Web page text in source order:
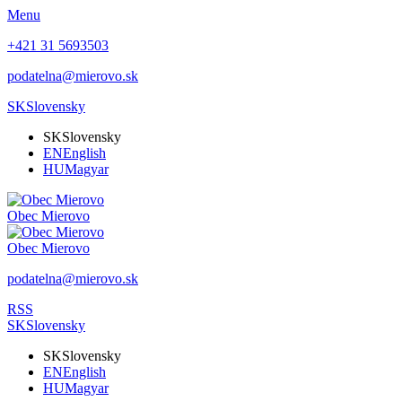
Menu
+421 31 5693503
podatelna@mierovo.sk
SKSlovensky
SKSlovensky
ENEnglish
HUMagyar
Obec Mierovo
Obec Mierovo
podatelna@mierovo.sk
RSS
SKSlovensky
SKSlovensky
ENEnglish
HUMagyar